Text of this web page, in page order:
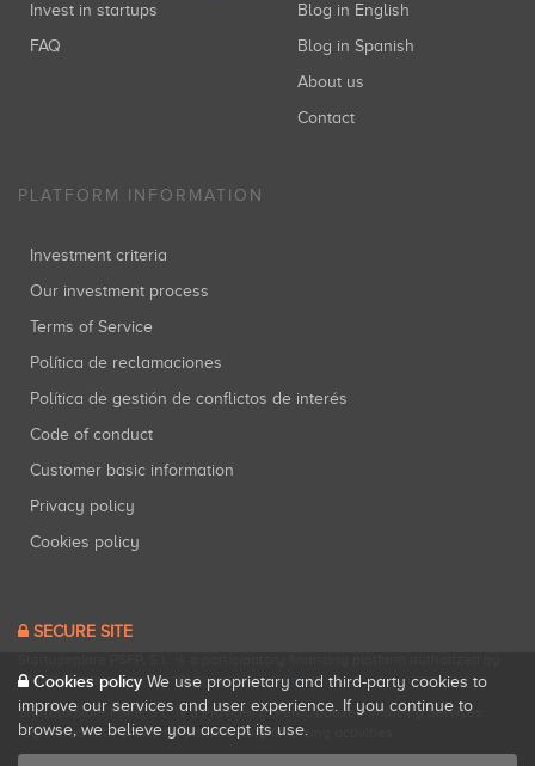
Invest in startups
FAQ
Blog in English
Blog in Spanish
About us
Contact
PLATFORM INFORMATION
Investment criteria
Our investment process
Terms of Service
Política de reclamaciones
Política de gestión de conflictos de interés
Code of conduct
Customer basic information
Privacy policy
Cookies policy
SECURE SITE
CNMV (Registration No. 18).View official registry .
Startupxplore PSFP, S.L. is a Provider of Participative Financing Services
registered with CNMV for participatory financing activities.
Cookies policy We use proprietary and third-party cookies to
improve our services and user experience. If you continue to
browse, we believe you accept its use.